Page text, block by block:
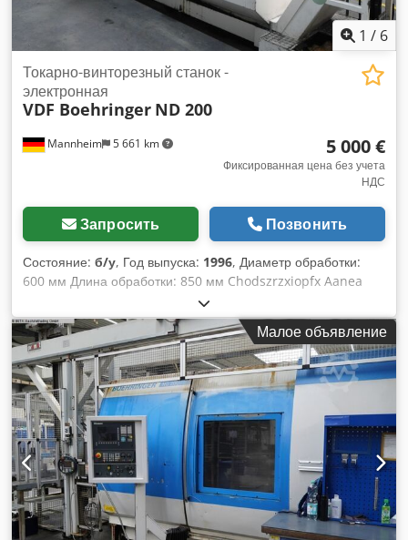
1 / 6
Mannheim 5 661 km
Токарно-винторезный станок -
электронная
VDF Boehringer ND 200
5 000 €
Фиксированная цена без учета
НДС
Запросить Позвонить
Состояние: б/у, Год выпуска: 1996, Диаметр обработки:
600 мм Длина обработки: 850 мм Chodszrzxiopfx Aanea
Максимальный диаметр обработки над суппортом: 434 мм
Система управления: Siemens Sinumerik 840D Общая
потребляемая мощность: 54 кВт Масса станка: около 10 т
Габаритные размеры: около 6000x2800 мм Скорость
вращения шпинделя (макс.): около 0–4500 об/мин Диаметр
отверстия шпинделя: около 65 мм Конусность шпинделя:
чаще всего DIN 55026 A6 / конус ISO Ход оси X: около 220
мм Ход оси Z: около 950 мм Скорость подачи: около 25 м/
мин Оснастка и комплектация Револьверная головка: чаще
всего 2 головки с ~12 местами для инструментов
Приводные инструменты: возможны в зависимости от
комплектации Задняя бабка: опционально, часто с ЧПУ
(SK30)
Малое объявление